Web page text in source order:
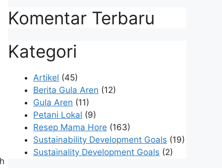
Komentar Terbaru
Kategori
Artikel (45)
Berita Gula Aren (12)
Gula Aren (11)
Petani Lokal (9)
Resep Mama Hore (163)
Sustainability Development Goals (19)
Sustainality Development Goals (2)